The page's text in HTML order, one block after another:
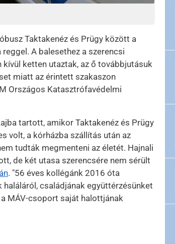
Taktakenéz és Prügy között a
A balesethez a szerencsi
ketten utaztak, az ő továbbjutásuk
miatt az érintett szakaszon
Országos Katasztrófavédelmi
tartott, amikor Taktakenéz és Prügy
volt, a kórházba szállítás után az
tudták megmenteni az életét. Hajnali
de két utasa szerencsére nem sérült
. "56 éves kollégánk 2016 óta
családjának együttérzésünket
MÁV-csoport saját halottjának